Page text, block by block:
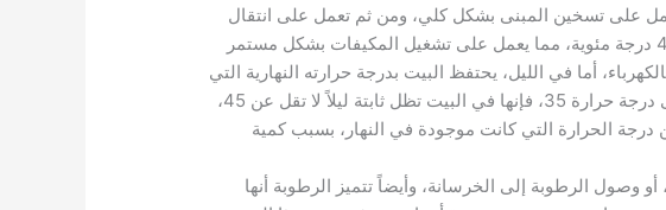
فتعمل على تسخين المبنى بشكل كلي، ومن ثم تعمل على انتقال
كافة درجات الحرارة إلى المبنى في طول وقت النهار، فتصل درجات الحرارة في النهار إلى 45 درجة مئوية، مما يعمل على تشغيل المكيفات بشكل مستمر
أما في الليل، يحتفظ البيت بدرجة حرارته النهارية التي
مدتها تصل إلى حوالي 10 ساعات، في ساعات النهار، إذا قلت درجة الحرارة من 45 درجة، إلى درجة حرارة 35، فإنها في البيت تظل ثابتة ليلاً لا تقل عن 45،
درجة الحرارة التي كانت موجودة في النهار، بسبب كمية
الرطوبة إلى الخرسانة، وأيضاً تتميز الرطوبة أنها